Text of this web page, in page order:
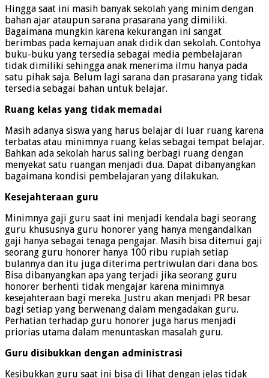
Hingga saat ini masih banyak sekolah yang minim dengan
bahan ajar ataupun sarana prasarana yang dimiliki.
Bagaimana mungkin karena kekurangan ini sangat
berimbas pada kemajuan anak didik dan sekolah. Contohya
buku-buku yang tersedia sebagai media pembelajaran
tidak dimiliki sehingga anak menerima ilmu hanya pada
satu pihak saja. Belum lagi sarana dan prasarana yang tidak
tersedia sebagai bahan untuk belajar.
Ruang kelas yang tidak memadai
Masih adanya siswa yang harus belajar di luar ruang karena
terbatas atau minimnya ruang kelas sebagai tempat belajar.
Bahkan ada sekolah harus saling berbagi ruang dengan
menyekat satu ruangan menjadi dua. Dapat dibanyangkan
bagaimana kondisi pembelajaran yang dilakukan.
Kesejahteraan guru
Minimnya gaji guru saat ini menjadi kendala bagi seorang
guru khususnya guru honorer yang hanya mengandalkan
gaji hanya sebagai tenaga pengajar. Masih bisa ditemui gaji
seorang guru honorer hanya 100 ribu rupiah setiap
bulannya dan itu juga diterima pertriwulan dari dana bos.
Bisa dibanyangkan apa yang terjadi jika seorang guru
honorer berhenti tidak mengajar karena minimnya
kesejahteraan bagi mereka. Justru akan menjadi PR besar
bagi setiap yang berwenang dalam mengadakan guru.
Perhatian terhadap guru honorer juga harus menjadi
priorias utama dalam menuntaskan masalah guru.
Guru disibukkan dengan administrasi
Kesibukkan guru saat ini bisa di lihat dengan jelas tidak